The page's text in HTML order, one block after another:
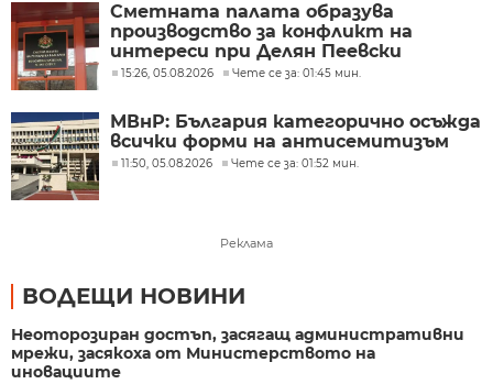
Сметната палата образува
производство за конфликт на
интереси при Делян Пеевски
15:26, 05.08.2026 Чете се за: 01:45 мин.
МВнР: България категорично осъжда
всички форми на антисемитизъм
11:50, 05.08.2026 Чете се за: 01:52 мин.
Реклама
ВОДЕЩИ НОВИНИ
Неоторозиран достъп, засягащ административни
мрежи, засякоха от Министерството на
иновациите